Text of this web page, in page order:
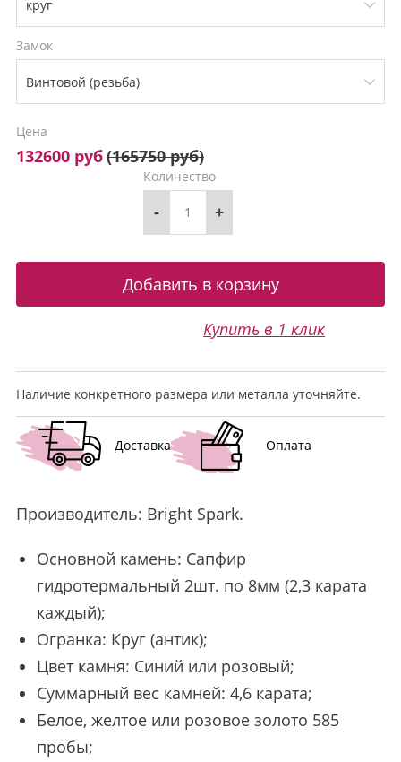
Замок
Цена
132600 руб(165750 руб)
Количество
- +
Купить в 1 клик
Наличие конкретного размера или металла уточняйте.
Доставка Оплата
Производитель: Bright Spark.
Основной камень: Сапфир
гидротермальный 2шт. по 8мм (2,3 карата
каждый);
Огранка: Круг (антик);
Цвет камня: Синий или розовый;
Суммарный вес камней: 4,6 карата;
Белое, желтое или розовое золото 585
пробы;